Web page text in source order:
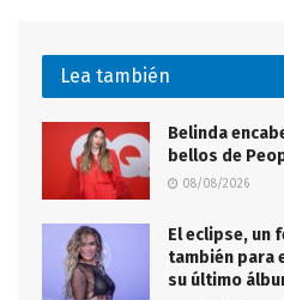
Lea también
Belinda
bellos de
08/08/2026
El eclipse, un
también para
su último